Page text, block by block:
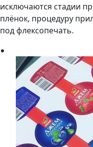
исключаются стадии
плёнок, процедуру
под флексопечать.